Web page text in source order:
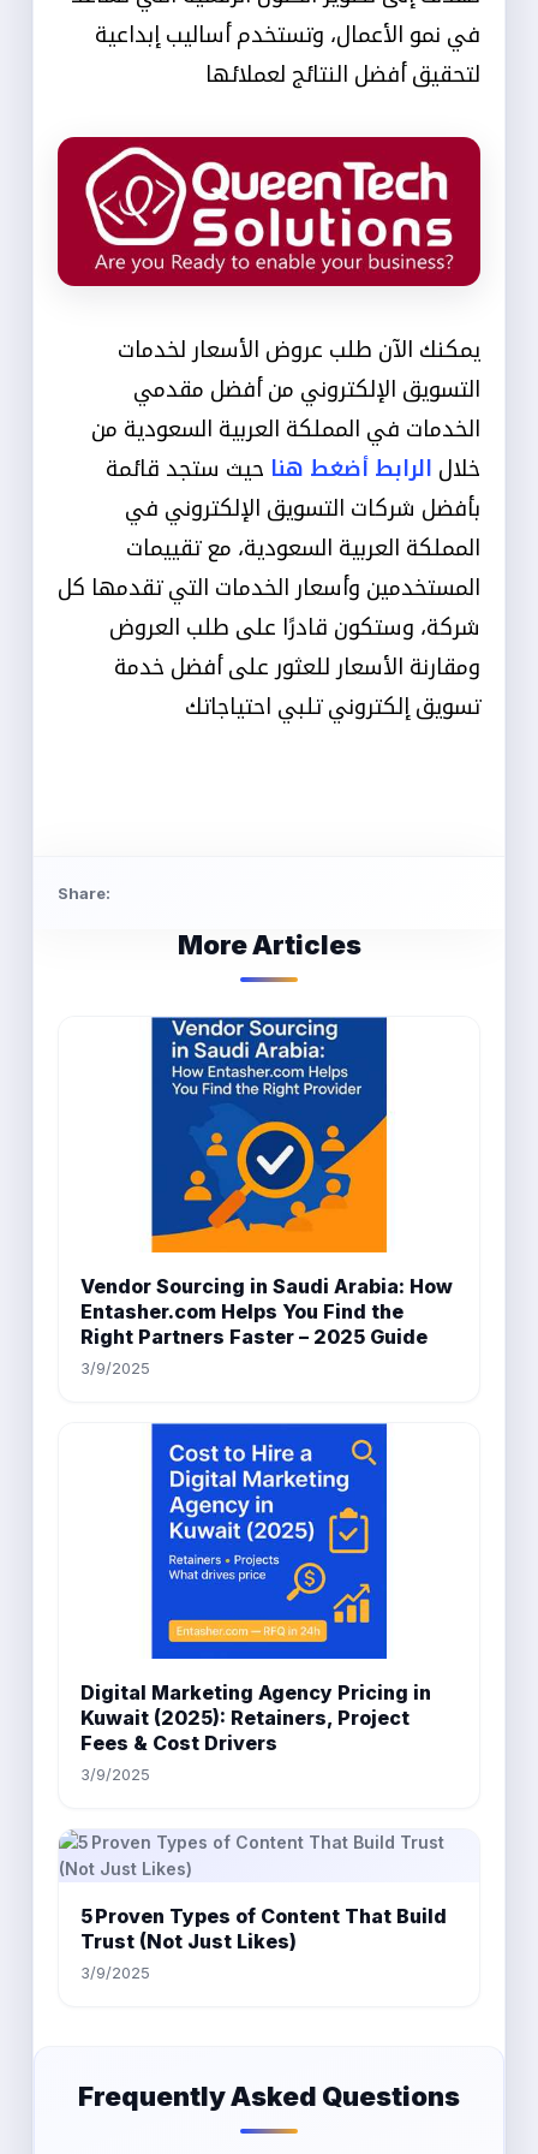
في نمو الأعمال، وتستخدم أساليب إبداعية
لتحقيق أفضل النتائج لعملائها
يمكنك الآن طلب عروض الأسعار لخدمات
التسويق الإلكتروني من أفضل مقدمي
الخدمات في المملكة العربية السعودية من
خلال
الرابط أضغط هنا حيث ستجد قائمة
بأفضل شركات التسويق الإلكتروني في
المملكة العربية السعودية، مع تقييمات
المستخدمين وأسعار الخدمات التي تقدمها كل
شركة، وستكون قادرًا على طلب العروض
ومقارنة الأسعار للعثور على أفضل خدمة
تسويق إلكتروني تلبي احتياجاتك
Share:
More Articles
Vendor Sourcing in Saudi Arabia: How
Entasher.com Helps You Find the
Right Partners Faster – 2025 Guide
3/9/2025
Digital Marketing Agency Pricing in
Kuwait (2025): Retainers, Project
Fees & Cost Drivers
3/9/2025
5 Proven Types of Content That Build
Trust (Not Just Likes)
3/9/2025
Frequently Asked Questions